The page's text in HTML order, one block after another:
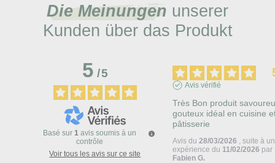
Die Meinungen unserer
Kunden über das Produkt
5/5
Basé sur 1 avis soumis à un
contrôle
Voir tous les avis sur ce site
Avis vérifié
Très Bon produit
gouteux idéal en cuisine
pâtisserie
Avis du28/03/2026 , suite à
expérience du 11/02/2026 par
Fabien G.